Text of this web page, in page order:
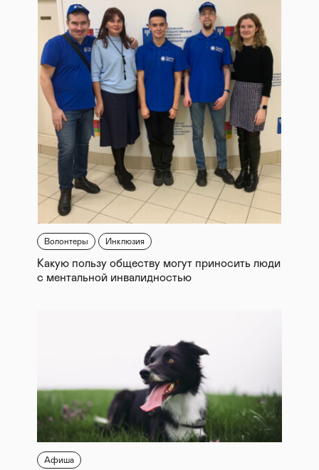
Волонтеры Инклюзия
Какую пользу обществу могут приносить люди
с ментальной инвалидностью
Афиша